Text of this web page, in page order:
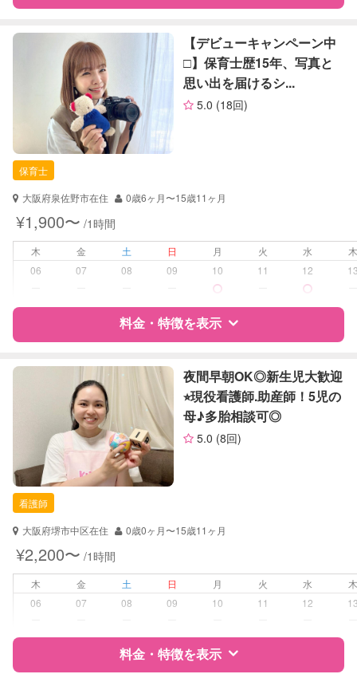
特徴 料金 レビュー
サポートの特徴
保育士
対応可能/特徴
夜間対応
病児対応 病児、病後児、ともに不可
障がい児対応 対応可否は個別に相談
レッスン
音楽レッスン
可能
お子様の撮影
（定期特典）
対応不可
【デビューキャンペーン中
□】保育士歴15年、写真と
思い出を届けるシ...
5.0 (18回)
保育士
大阪府泉佐野市在住
0歳6ヶ月〜15歳11ヶ月
¥1,900〜 /1時間
木 金 土 日 月 火 水
06
07 08 09 10 11 12
料金・特徴を表示
特徴 料金 レビュー
サポートの特徴
自治体届出済ベビーシッター
保育士
対応可能/特徴
早朝対応
子育て経験
対応可否は個別に相談
夜間早朝OK◎新生児大歓迎
⭐︎現役看護師.助産師！5児の
母♪多胎相談可◎
5.0 (8回)
看護師
大阪府堺市中区在住
0歳0ヶ月〜15歳11ヶ月
¥2,200〜 /1時間
木 金 土 日 月 火 水
06
07 08 09 10 11 12
料金・特徴を表示